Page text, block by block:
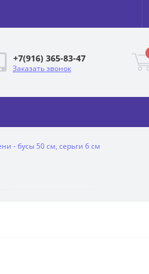
+7(916) 365-83-47
Заказать звонок
- бусы 50 см, серьги 6 см